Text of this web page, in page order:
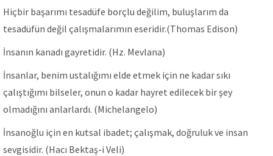
Hiçbir başarımı tesadüfe borçlu değilim, buluşlarım da
tesadüfün değil çalışmalarımın eseridir.(Thomas Edison)
İnsanın kanadı gayretidir. (Hz. Mevlana)
İnsanlar, benim ustalığımı elde etmek için ne kadar sıkı
çalıştığımı bilseler, onun o kadar hayret edilecek bir şey
olmadığını anlarlardı. (Michelangelo)
İnsanoğlu için en kutsal ibadet; çalışmak, doğruluk ve insan
sevgisidir. (Hacı Bektaş-i Veli)